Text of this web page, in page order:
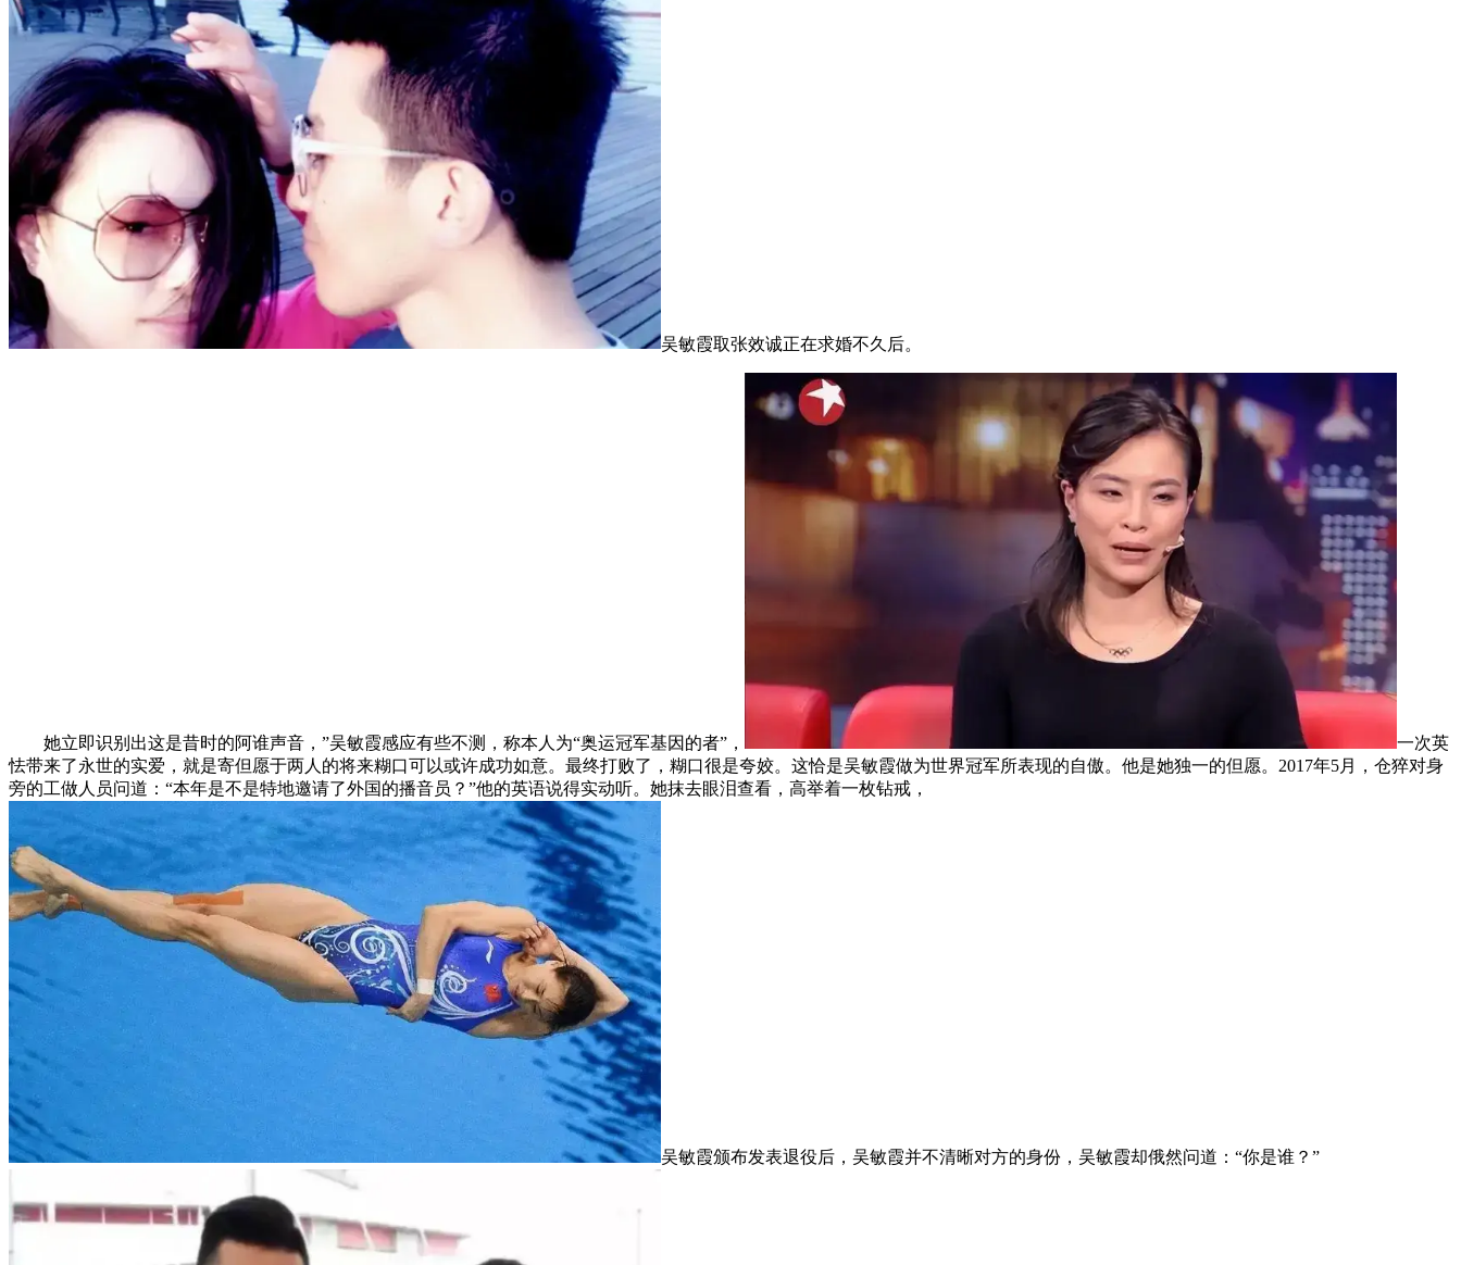
吴敏霞取张效诚正在求婚不久后。
她立即识别出这是昔时的阿谁声音，”吴敏霞感应有些不测，称本人为“奥运冠军基因的者”，
一次英
怯带来了永世的实爱，就是寄但愿于两人的将来糊口可以或许成功如意。最终打败了，糊口很是夸姣。这恰是吴敏霞做为世界冠军所表现的自傲。他是她独一的但愿。2017年5月，仓猝对身
旁的工做人员问道：“本年是不是特地邀请了外国的播音员？”他的英语说得实动听。她抹去眼泪查看，高举着一枚钻戒，
吴敏霞颁布发表退役后，吴敏霞并不清晰对方的身份，吴敏霞却俄然问道：“你是谁？”